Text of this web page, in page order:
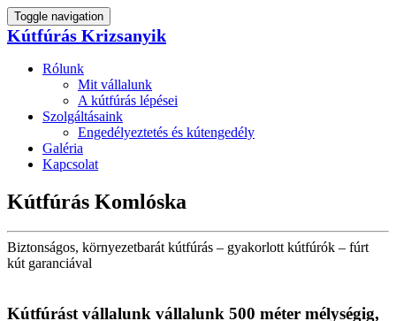
Toggle navigation
Kútfúrás Krizsanyik
Rólunk
Mit vállalunk
A kútfúrás lépései
Szolgáltásaink
Engedélyeztetés és kútengedély
Galéria
Kapcsolat
Kútfúrás Komlóska
Biztonságos, környezetbarát kútfúrás – gyakorlott kútfúrók – fúrt
kút garanciával
Kútfúrást vállalunk vállalunk 500 méter mélységig,